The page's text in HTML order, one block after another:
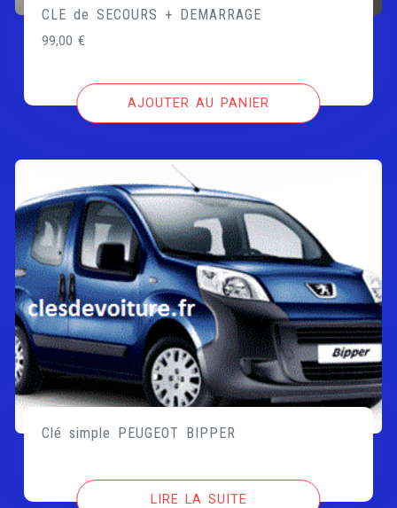
CLE de SECOURS + DEMARRAGE
99,00€
AJOUTER AU PANIER
Clé simple PEUGEOT BIPPER
LIRE LA SUITE